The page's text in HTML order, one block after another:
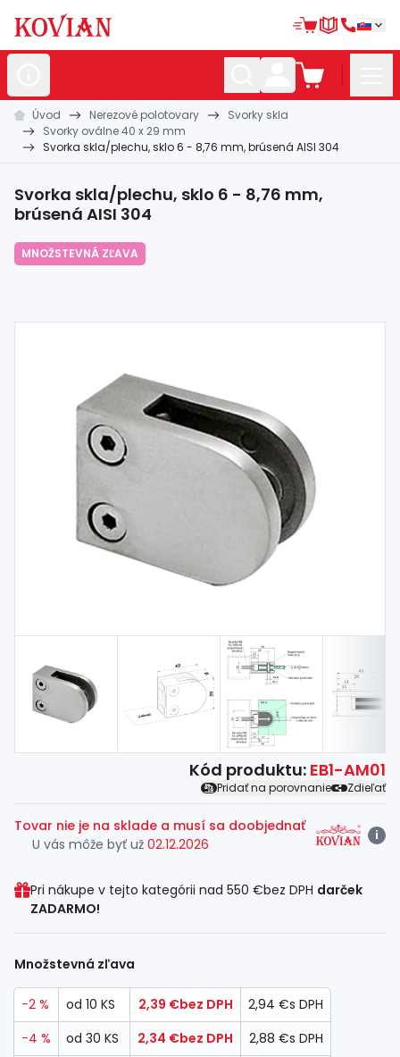
Nerezovépolotovary
Hliníkovépolotovary
Kovanépolotovary
Bránovésystémy
materiál
Spojovacímateriál
Úvod Nerezové polotovary
Svorky skla
Svorky oválne 40 x 29 mm
Svorka skla/plechu, sklo 6 - 8,76 mm, brúsená AISI 304
Svorka skla/plechu, sklo 6 - 8,76 mm,
brúsená AISI 304
MNOŽSTEVNÁ ZĽAVA
Kód produktu: EB1-AM01
Pridať na porovnanie Zdieľať
Tovar nie je na sklade a musí sa doobjednať
U vás môže byť už 02.12.2026
i
Pri nákupe v tejto kategórii nad 550 €bez DPH darček
ZADARMO!
Množstevná zľava
−2 % od 10 KS 2,39 €bez DPH 2,94 €s DPH
−4 %
od 30 KS 2,34 €bez DPH 2,88 €s DPH